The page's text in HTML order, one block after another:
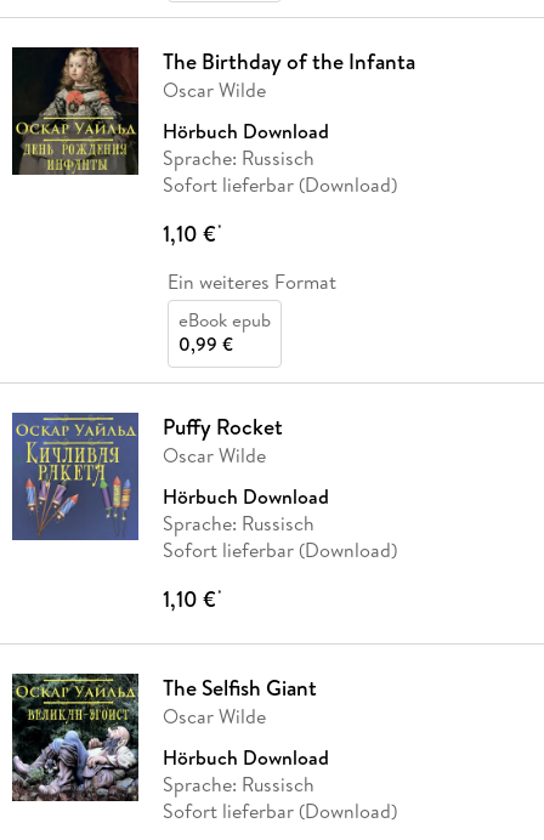
The Birthday of the Infanta
Oscar Wilde
Hörbuch Download
Sprache: Russisch
Sofort lieferbar (Download)
1,10 €*
Ein weiteres Format
eBook epub
0,99 €
Puffy Rocket
Oscar Wilde
Hörbuch Download
Sprache: Russisch
Sofort lieferbar (Download)
1,10 €*
The Selfish Giant
Oscar Wilde
Hörbuch Download
Sprache: Russisch
Sofort lieferbar (Download)